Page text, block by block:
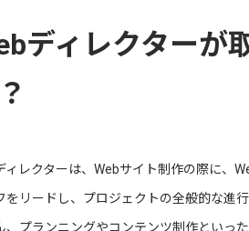
ディレクターが
ィレクターは、Webサイト制作の際に、
をリードし、プロジェクトの全般的な進
、プランニングやコンテンツ制作といっ